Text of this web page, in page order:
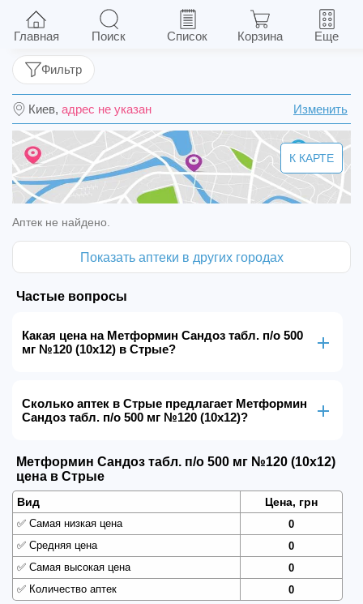
Метформин Сандоз табл. п/о 500 мг №120
(10х12)
Киев, адрес не указан Изменить
Фильтр
К КАРТЕ
Аптек не найдено.
Показать аптеки в других городах
Частые вопросы
Какая цена на Метформин Сандоз табл. п/о 500
мг №120 (10х12) в Стрые?
Сколько аптек в Стрые предлагает Метформин
Сандоз табл. п/о 500 мг №120 (10х12)?
Метформин Сандоз табл. п/о 500 мг №120 (10х12)
цена в Стрые
Вид Цена, грн
✅ Самая низкая цена
0
✅ Средняя цена
0
✅ Самая высокая цена
0
✅ Количество аптек 0
Главная Поиск Список Корзина Еще